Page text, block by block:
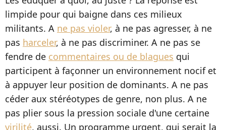
limpide pour qui baigne dans ces milieux
militants. A ne pas violer, à ne pas agresser, à ne
pas harceler, à ne pas discriminer. A ne pas se
fendre de commentaires ou de blagues qui
participent à façonner un environnement nocif et
à appuyer leur position de dominants. A ne pas
céder aux stéréotypes de genre, non plus. A ne
pas plier sous la pression sociale d'une certaine
virilité, aussi. Un programme urgent, qui serait la